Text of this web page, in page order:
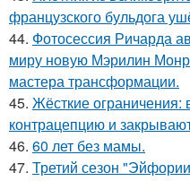
французского бульдога
44. Фотосессия Ричарда
миру новую Мэрилин
мастера трансформации.
45. Жёсткие
контрацепцию и
46. 60 лет без мамы.
47. Третий сезон